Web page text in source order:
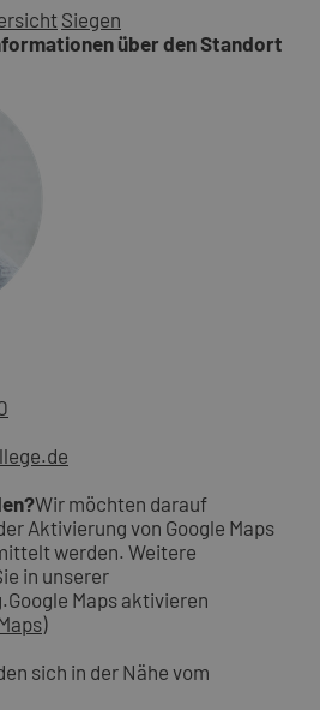
Siegen
über den Standort
Wir möchten darauf
Aktivierung von Google Maps
werden. Weitere
in unserer
.Google Maps aktivieren
sich in der Nähe vom